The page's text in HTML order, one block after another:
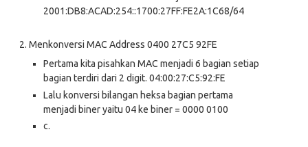
2001:DB8:ACAD:254::1700:27FF:FE2A:1C68/64
2. Menkonversi MAC Address 0400 27C5 92FE
Pertama kita pisahkan MAC menjadi 6 bagian setiap
bagian terdiri dari 2 digit. 04:00:27:C5:92:FE
Lalu konversi bilangan heksa bagian pertama
menjadi biner yaitu 04 ke biner = 0000 0100
c.